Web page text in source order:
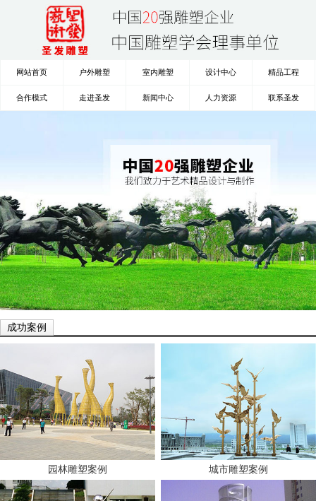
网站首页 户外雕塑 室内雕塑 设计中心 精品工程
合作模式 走进圣发 新闻中心 人力资源 联系圣发
成功案例
园林雕塑案例 城市雕塑案例